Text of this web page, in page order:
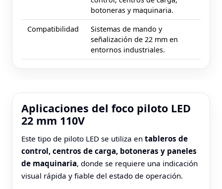
botoneras y maquinaria.
Compatibilidad
Sistemas de mando y
señalización de 22 mm en
entornos industriales.
Aplicaciones del foco piloto LED
22 mm 110V
Este tipo de piloto LED se utiliza en tableros de
control, centros de carga, botoneras y paneles
de maquinaria, donde se requiere una indicación
visual rápida y fiable del estado de operación.